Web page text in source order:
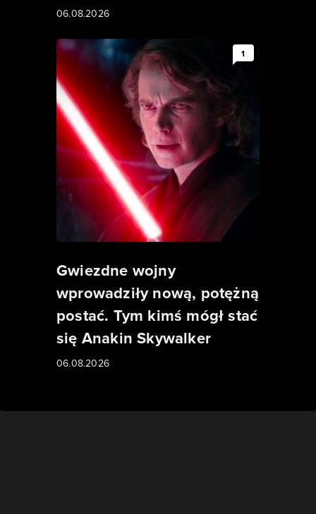
06.08.2026
1
Gwiezdne wojny
wprowadziły nową, potężną
postać. Tym kimś mógł stać
się Anakin Skywalker
06.08.2026